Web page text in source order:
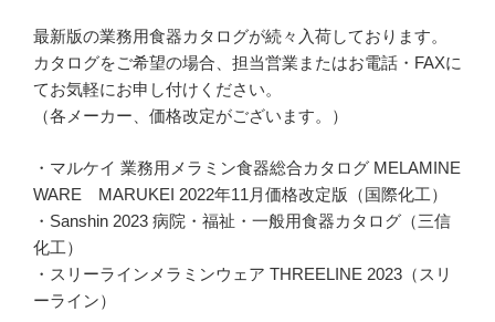
最新版の業務用食器カタログが続々入荷しております。
カタログをご希望の場合、担当営業またはお電話・FAXに
てお気軽にお申し付けください。
（各メーカー、価格改定がございます。）
・マルケイ 業務用メラミン食器総合カタログ MELAMINE
WARE MARUKEI 2022年11月価格改定版（国際化工）
・Sanshin 2023 病院・福祉・一般用食器カタログ（三信
化工）
・スリーラインメラミンウェア THREELINE 2023（スリ
ーライン）